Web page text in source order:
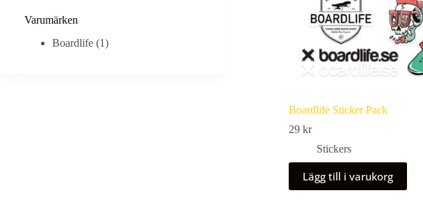
Boardlife Sticker Pack
29 kr
Stickers
Lägg till i varukorg
Varumärken
Boardlife (1)